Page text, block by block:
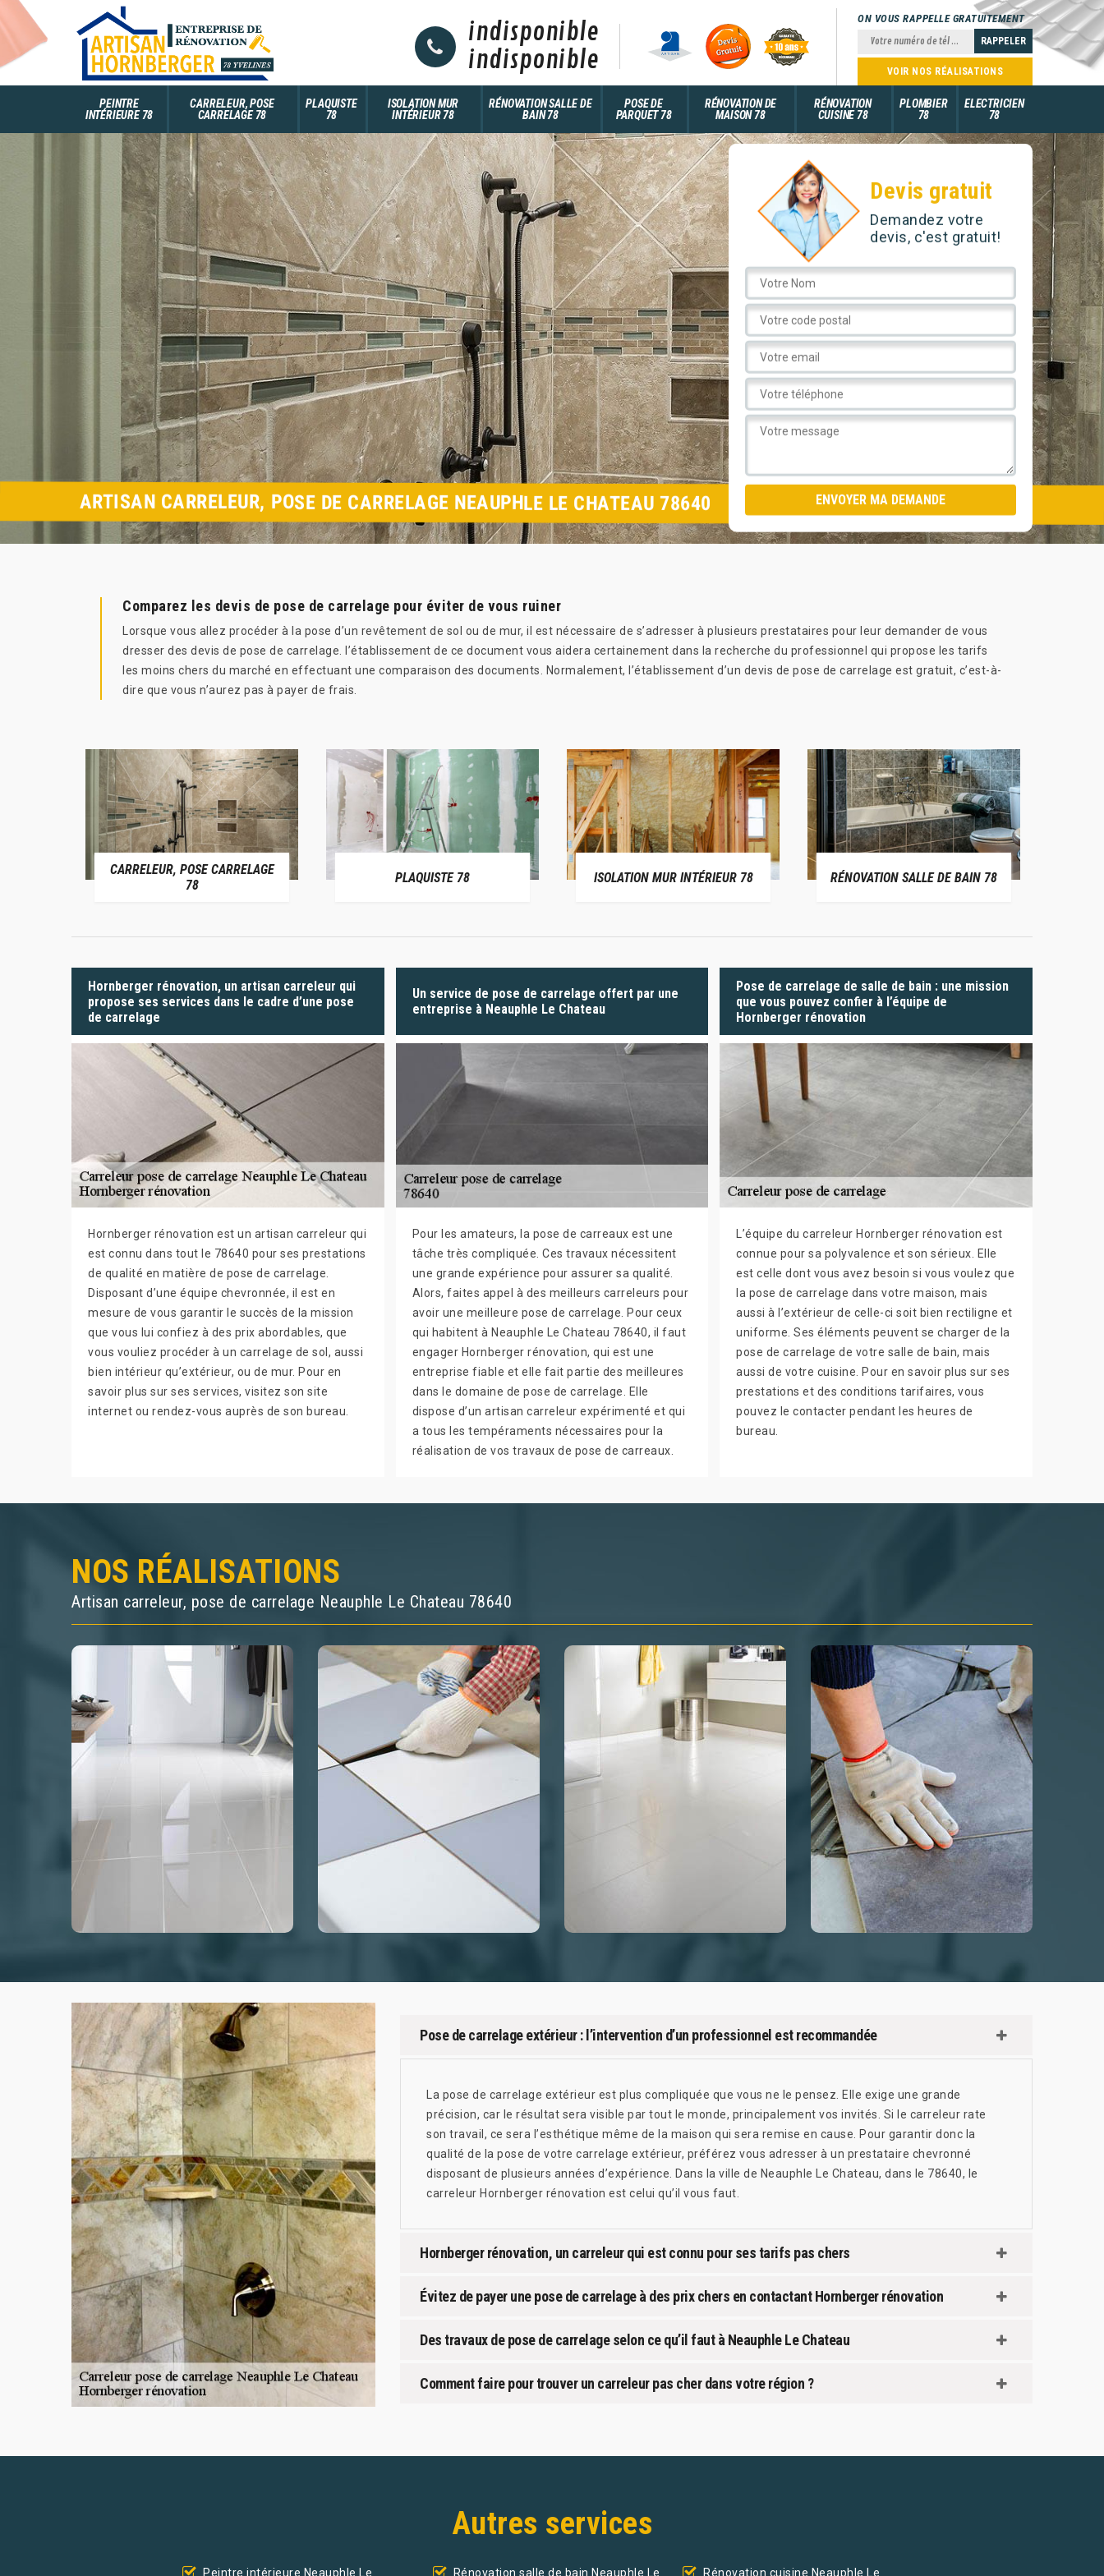
indisponible
indisponible
ON VOUS RAPPELLE GRATUITEMENT
VOIR NOS RÉALISATIONS
PEINTRE
INTÉRIEURE 78
CARRELEUR, POSE
CARRELAGE 78
PLAQUISTE
78
ISOLATION MUR
INTÉRIEUR 78
RÉNOVATION SALLE DE
BAIN 78
POSE DE
PARQUET 78
RÉNOVATION DE
MAISON 78
RÉNOVATION
CUISINE 78
PLOMBIER
78
ELECTRICIEN
78
Devis gratuit
Demandez votre
devis, c'est gratuit!
ARTISAN CARRELEUR, POSE DE CARRELAGE NEAUPHLE LE CHATEAU 78640
Comparez les devis de pose de carrelage pour éviter de vous ruiner
Lorsque vous allez procéder à la pose d’un revêtement de sol ou de mur, il est nécessaire de s’adresser à plusieurs prestataires pour leur demander de vous
dresser des devis de pose de carrelage. l’établissement de ce document vous aidera certainement dans la recherche du professionnel qui propose les tarifs
les moins chers du marché en effectuant une comparaison des documents. Normalement, l’établissement d’un devis de pose de carrelage est gratuit, c’est-à-
dire que vous n’aurez pas à payer de frais.
CARRELEUR, POSE CARRELAGE
78
PLAQUISTE 78 ISOLATION MUR INTÉRIEUR 78 RÉNOVATION SALLE DE BAIN 78
Hornberger rénovation, un artisan carreleur qui
propose ses services dans le cadre d’une pose
de carrelage
Hornberger rénovation est un artisan carreleur qui
est connu dans tout le 78640 pour ses prestations
de qualité en matière de pose de carrelage.
Disposant d’une équipe chevronnée, il est en
mesure de vous garantir le succès de la mission
que vous lui confiez à des prix abordables, que
vous vouliez procéder à un carrelage de sol, aussi
bien intérieur qu’extérieur, ou de mur. Pour en
savoir plus sur ses services, visitez son site
internet ou rendez-vous auprès de son bureau.
Un service de pose de carrelage offert par une
entreprise à Neauphle Le Chateau
Pour les amateurs, la pose de carreaux est une
tâche très compliquée. Ces travaux nécessitent
une grande expérience pour assurer sa qualité.
Alors, faites appel à des meilleurs carreleurs pour
avoir une meilleure pose de carrelage. Pour ceux
qui habitent à Neauphle Le Chateau 78640, il faut
engager Hornberger rénovation, qui est une
entreprise fiable et elle fait partie des meilleures
dans le domaine de pose de carrelage. Elle
dispose d’un artisan carreleur expérimenté et qui
a tous les tempéraments nécessaires pour la
réalisation de vos travaux de pose de carreaux.
Pose de carrelage de salle de bain : une mission
que vous pouvez confier à l’équipe de
Hornberger rénovation
L’équipe du carreleur Hornberger rénovation est
connue pour sa polyvalence et son sérieux. Elle
est celle dont vous avez besoin si vous voulez que
la pose de carrelage dans votre maison, mais
aussi à l’extérieur de celle-ci soit bien rectiligne et
uniforme. Ses éléments peuvent se charger de la
pose de carrelage de votre salle de bain, mais
aussi de votre cuisine. Pour en savoir plus sur ses
prestations et des conditions tarifaires, vous
pouvez le contacter pendant les heures de
bureau.
NOS RÉALISATIONS
Artisan carreleur, pose de carrelage Neauphle Le Chateau 78640
Pose de carrelage extérieur : l’intervention d’un professionnel est recommandée
La pose de carrelage extérieur est plus compliquée que vous ne le pensez. Elle exige une grande
précision, car le résultat sera visible par tout le monde, principalement vos invités. Si le carreleur rate
son travail, ce sera l’esthétique même de la maison qui sera remise en cause. Pour garantir donc la
qualité de la pose de votre carrelage extérieur, préférez vous adresser à un prestataire chevronné
disposant de plusieurs années d’expérience. Dans la ville de Neauphle Le Chateau, dans le 78640, le
carreleur Hornberger rénovation est celui qu’il vous faut.
Hornberger rénovation, un carreleur qui est connu pour ses tarifs pas chers
Évitez de payer une pose de carrelage à des prix chers en contactant Hornberger rénovation
Des travaux de pose de carrelage selon ce qu’il faut à Neauphle Le Chateau
Comment faire pour trouver un carreleur pas cher dans votre région ?
Autres services
Peintre intérieure Neauphle Le Rénovation salle de bain Neauphle Le Rénovation cuisine Neauphle Le